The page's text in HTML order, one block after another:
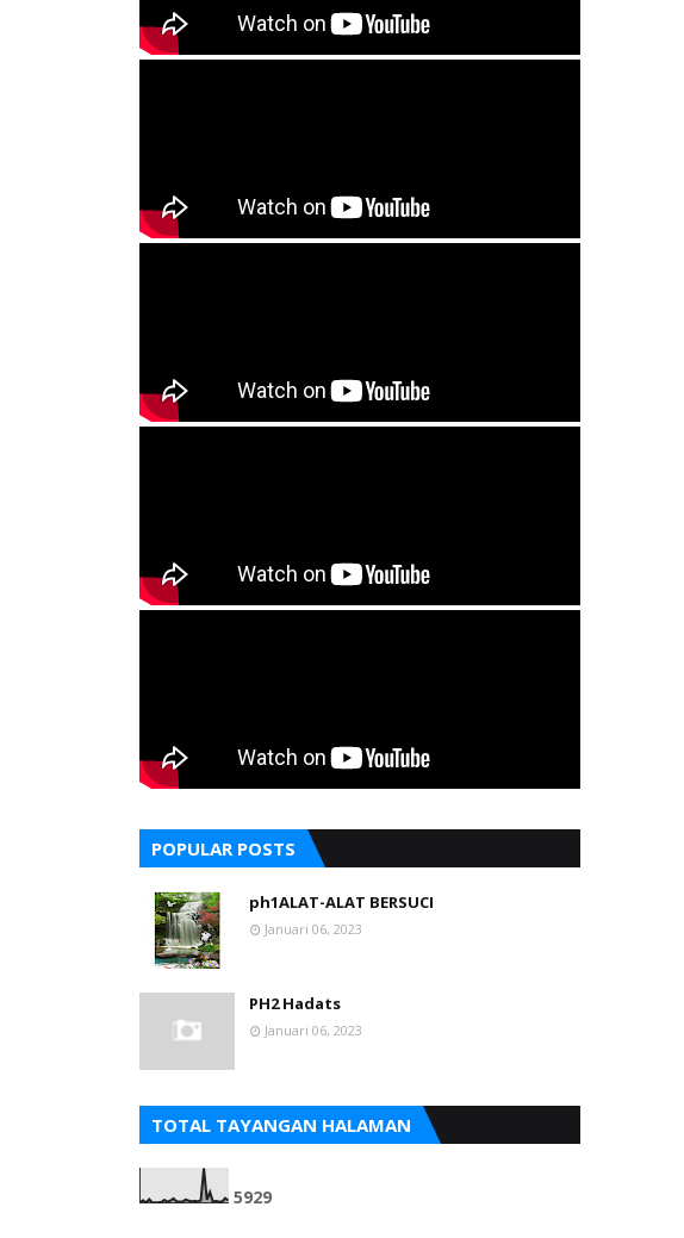
POPULAR POSTS
ph1ALAT-ALAT BERSUCI
Januari 06, 2023
PH2 Hadats
Januari 06, 2023
TOTAL TAYANGAN HALAMAN
5929